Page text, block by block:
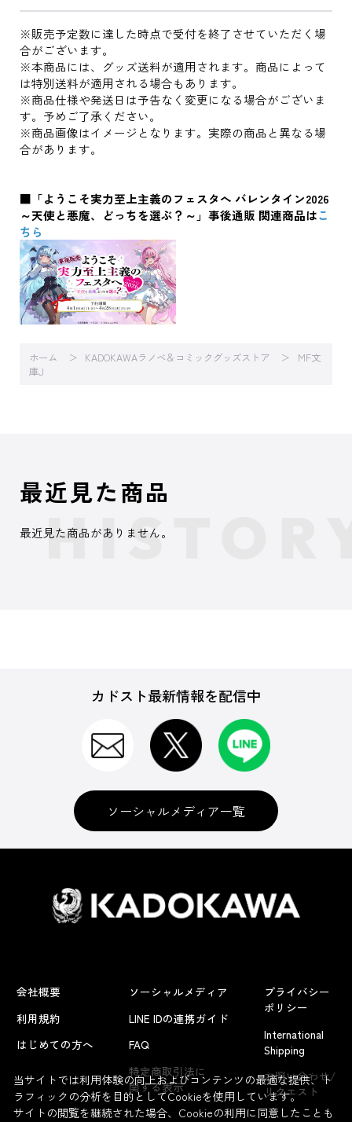
※販売予定数に達した時点で受付を終了させていただく場
合がございます。
※本商品には、グッズ送料が適用されます。商品によって
は特別送料が適用される場合もあります。
※商品仕様や発送日は予告なく変更になる場合がございま
す。予めご了承ください。
※商品画像はイメージとなります。実際の商品と異なる場
合があります。
■「ようこそ実力至上主義のフェスタへ バレンタイン2026
～天使と悪魔、どっちを選ぶ？～」事後通販 関連商品はこ
ちら
ホーム KADOKAWAラノベ＆コミックグッズストア
MF文
庫J
よくあるお問い合わせ
最近見た商品
最近見た商品がありません。
カドスト最新情報を配信中
ソーシャルメディア一覧
会社概要
利用規約
はじめての方へ
ソーシャルメディア
LINE IDの連携ガイド
FAQ
特定商取引法に
関する表示
プライバシー
ポリシー
International
Shipping
お問い合わせ/
リクエスト
当サイトでは利用体験の向上およびコンテンツの最適な提供、ト
ラフィックの分析を目的としてCookieを使用しています。
サイトの閲覧を継続された場合、Cookieの利用に同意したことも